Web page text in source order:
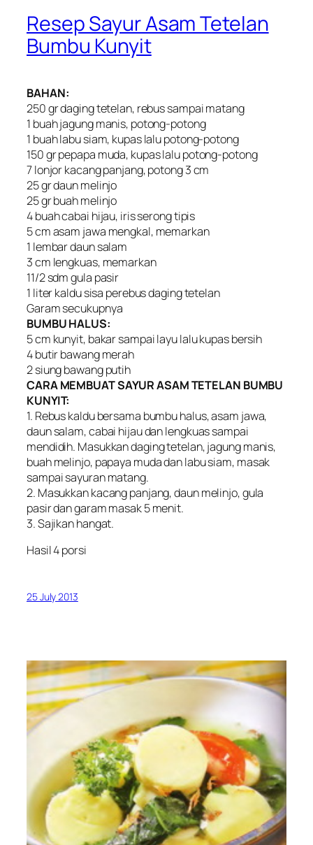
Resep Sayur Asam Tetelan
Bumbu Kunyit
BAHAN:
250 gr daging tetelan, rebus sampai matang
1 buah jagung manis, potong-potong
1 buah labu siam, kupas lalu potong-potong
150 gr pepapa muda, kupas lalu potong-potong
7 lonjor kacang panjang, potong 3 cm
25 gr daun melinjo
25 gr buah melinjo
4 buah cabai hijau, iris serong tipis
5 cm asam jawa mengkal, memarkan
1 lembar daun salam
3 cm lengkuas, memarkan
11/2 sdm gula pasir
1 liter kaldu sisa perebus daging tetelan
Garam secukupnya
BUMBU HALUS:
5 cm kunyit, bakar sampai layu lalu kupas bersih
4 butir bawang merah
2 siung bawang putih
CARA MEMBUAT SAYUR ASAM TETELAN BUMBU
KUNYIT:
1. Rebus kaldu bersama bumbu halus, asam jawa,
daun salam, cabai hijau dan lengkuas sampai
mendidih. Masukkan daging tetelan, jagung manis,
buah melinjo, papaya muda dan labu siam, masak
sampai sayuran matang.
2. Masukkan kacang panjang, daun melinjo, gula
pasir dan garam masak 5 menit.
3. Sajikan hangat.
Hasil 4 porsi
25 July 2013